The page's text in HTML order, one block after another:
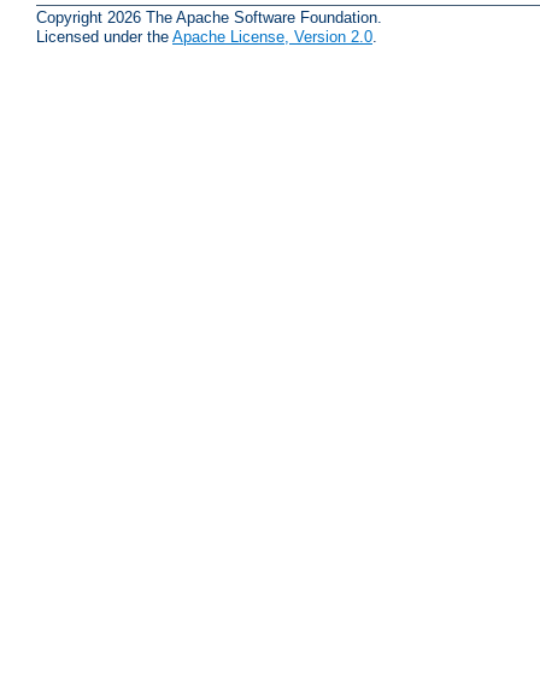
Copyright 2026 The Apache Software Foundation.
Licensed under the Apache License, Version 2.0.